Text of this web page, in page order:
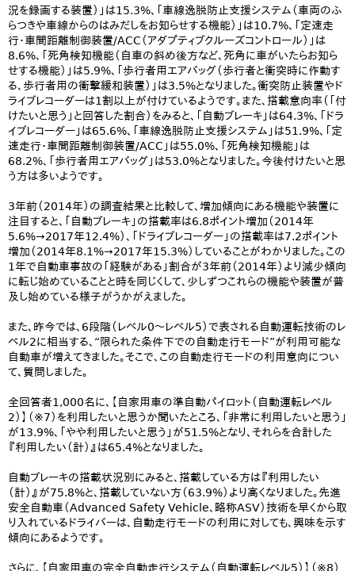
況を録画する装置）」は15.3%、「車線逸脱防止支援システム（車両のふ
らつきや車線からのはみだしをお知らせする機能）」は10.7%、「定速走
行・車間距離制御装置/ACC（アダプティブクルーズコントロール）」は
8.6%、「死角検知機能（自車の斜め後方など、死角に車がいたらお知ら
せする機能）」は5.9%、「歩行者用エアバッグ（歩行者と衝突時に作動す
る、歩行者用の衝撃緩和装置）」は3.5%となりました。衝突防止装置やド
ライブレコーダーは1割以上が付けているようです。また、搭載意向率（「付
けたいと思う」と回答した割合）をみると、「自動ブレーキ」は64.3%、「ドラ
イブレコーダー」は65.6%、「車線逸脱防止支援システム」は51.9%、「定
速走行・車間距離制御装置/ACC」は55.0%、「死角検知機能」は
68.2%、「歩行者用エアバッグ」は53.0%となりました。今後付けたいと思
う方は多いようです。
3年前（2014年）の調査結果と比較して、増加傾向にある機能や装置に
注目すると、「自動ブレーキ」の搭載率は6.8ポイント増加（2014年
5.6%→2017年12.4%）、「ドライブレコーダー」の搭載率は7.2ポイント
増加（2014年8.1%→2017年15.3%）していることがわかりました。この
1年で自動車事故の「経験がある」割合が3年前（2014年）より減少傾向
に転じ始めていることと時を同じくして、少しずつこれらの機能や装置が普
及し始めている様子がうかがえました。
また、昨今では、6段階（レベル0～レベル5）で表される自動運転技術のレ
ベル2に相当する、“限られた条件下での自動走行モード”が利用可能な
自動車が増えてきました。そこで、この自動走行モードの利用意向につい
て、質問しました。
全回答者1,000名に、【自家用車の準自動パイロット（自動運転レベル
2）】（※7）を利用したいと思うか聞いたところ、「非常に利用したいと思う」
が13.9%、「やや利用したいと思う」が51.5%となり、それらを合計した
『利用したい（計）』は65.4%となりました。
自動ブレーキの搭載状況別にみると、搭載している方は『利用したい
（計）』が75.8%と、搭載していない方（63.9%）より高くなりました。先進
安全自動車（Advanced Safety Vehicle、略称ASV）技術を早くから取
り入れているドライバーは、自動走行モードの利用に対しても、興味を示す
傾向にあるようです。
さらに、【自家用車の完全自動走行システム（自動運転レベル5）】（※8）